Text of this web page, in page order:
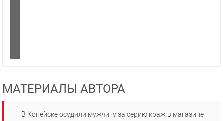
МАТЕРИАЛЫ АВТОРА
В Копейске осудили мужчину за серию краж в магазине